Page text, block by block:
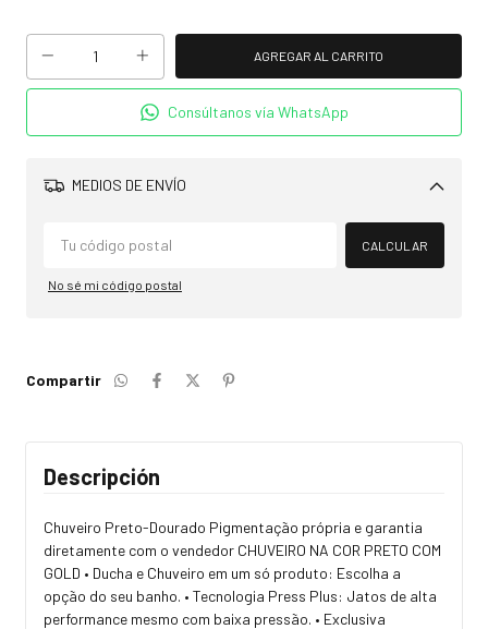
Consúltanos vía WhatsApp
MEDIOS DE ENVÍO
Cambiar CP
CALCULAR
No sé mi código postal
Compartir
Descripción
Chuveiro Preto-Dourado Pigmentação própria e garantia
diretamente com o vendedor CHUVEIRO NA COR PRETO COM
GOLD • Ducha e Chuveiro em um só produto: Escolha a
opção do seu banho. • Tecnologia Press Plus: Jatos de alta
performance mesmo com baixa pressão. • Exclusiva